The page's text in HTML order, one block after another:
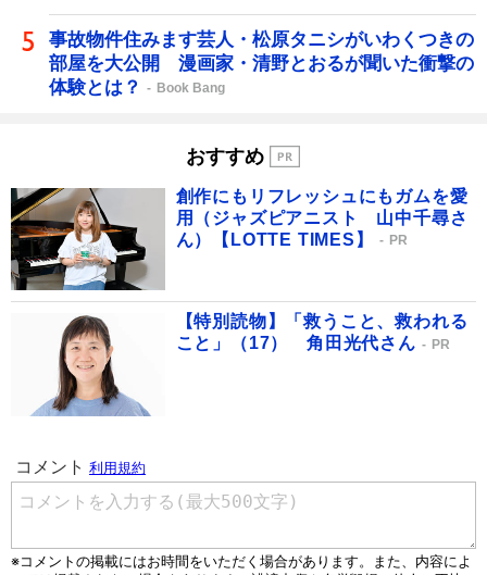
事故物件住みます芸人・松原タニシがいわくつきの
部屋を大公開 漫画家・清野とおるが聞いた衝撃の
体験とは？
Book Bang
おすすめ
創作にもリフレッシュにもガムを愛
用（ジャズピアニスト 山中千尋さ
ん）【LOTTE TIMES】
PR
【特別読物】「救うこと、救われる
こと」（17） 角田光代さん
PR